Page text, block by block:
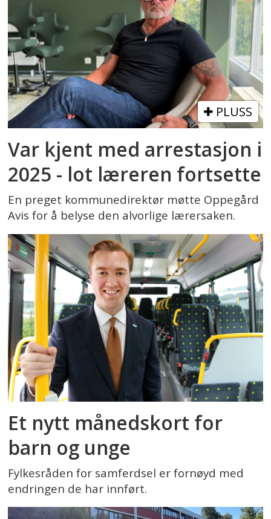
PLUSS
Var kjent med arrestasjon i
2025 - lot læreren fortsette
En preget kommunedirektør møtte Oppegård
Avis for å belyse den alvorlige lærersaken.
Et nytt månedskort for
barn og unge
Fylkesråden for samferdsel er fornøyd med
endringen de har innført.